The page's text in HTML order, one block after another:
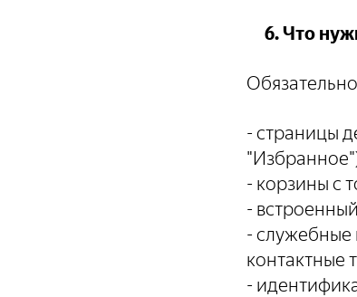
6. Что
- страницы
- корзины с
-
- служебные
контактные
-